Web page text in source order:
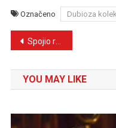
Označeno Dubioza
Navigacija
članaka
Spojio rock, etno zvuk i dozu humora: Suvad Terzić predstavio “Sexy keksi”
YOU MAY LIKE